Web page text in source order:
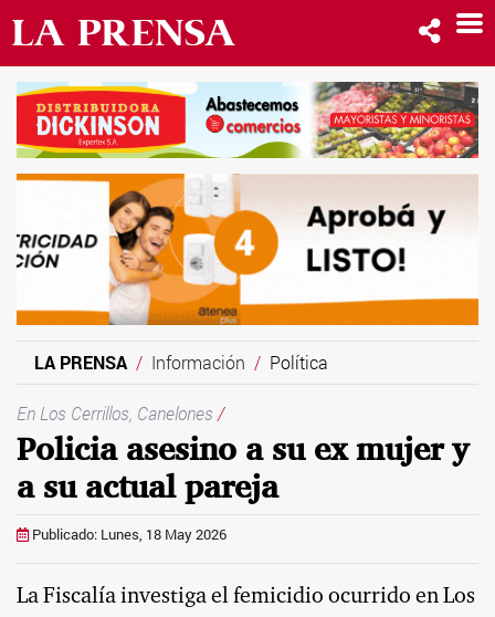
LA PRENSA Información Política
En Los Cerrillos, Canelones /
Policia asesino a su ex mujer y
a su actual pareja
Publicado: Lunes, 18 May 2026
La Fiscalía investiga el femicidio ocurrido en Los